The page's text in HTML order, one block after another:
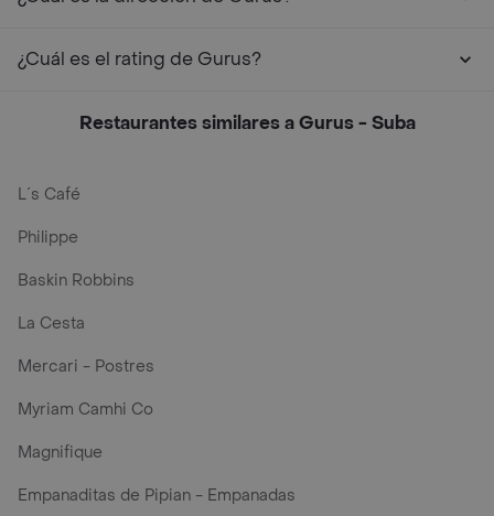
¿Cuál es el rating de Gurus?
Restaurantes similares a Gurus - Suba
L´s Café
Philippe
Baskin Robbins
La Cesta
Mercari - Postres
Myriam Camhi Co
Magnifique
Empanaditas de Pipian - Empanadas